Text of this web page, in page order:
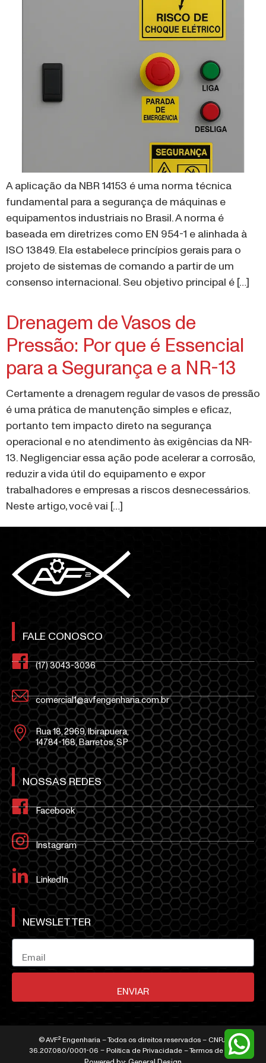
A aplicação da NBR 14153 é uma norma técnica
fundamental para a segurança de máquinas e
equipamentos industriais no Brasil. A norma é
baseada em diretrizes como EN 954-1 e alinhada à
ISO 13849. Ela estabelece princípios gerais para o
projeto de sistemas de comando a partir de um
consenso internacional. Seu objetivo principal é […]
Drenagem de Vasos de
Pressão: Por que é Essencial
para a Segurança e a NR-13
Certamente a drenagem regular de vasos de pressão
é uma prática de manutenção simples e eficaz,
portanto tem impacto direto na segurança
operacional e no atendimento às exigências da NR-
13. Negligenciar essa ação pode acelerar a corrosão,
reduzir a vida útil do equipamento e expor
trabalhadores e empresas a riscos desnecessários.
Neste artigo, você vai […]
FALE CONOSCO
(17) 3043-3036
comercial1@avfengenharia.com.br
Rua 18, 2969, Ibirapuera,
14784-168, Barretos, SP
NOSSAS REDES
Facebook
Instagram
LinkedIn
NEWSLETTER
ENVIAR
© AVF² Engenharia – Todos os direitos reservados – CNPJ:
36.207.080/0001-06 – Política de Privacidade – Termos de Uso
Powered by: General Design